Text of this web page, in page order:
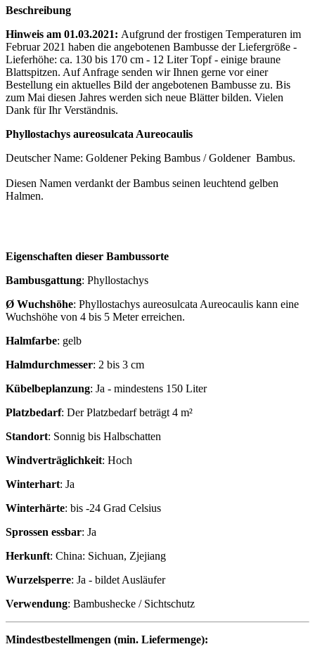
Beschreibung
Hinweis am 01.03.2021: Aufgrund der frostigen Temperaturen im
Februar 2021 haben die angebotenen Bambusse der Liefergröße -
Lieferhöhe: ca. 130 bis 170 cm - 12 Liter Topf - einige braune
Blattspitzen. Auf Anfrage senden wir Ihnen gerne vor einer
Bestellung ein aktuelles Bild der angebotenen Bambusse zu. Bis
zum Mai diesen Jahres werden sich neue Blätter bilden. Vielen
Dank für Ihr Verständnis.
Phyllostachys aureosulcata Aureocaulis
Deutscher Name: Goldener Peking Bambus / Goldener Bambus.
Diesen Namen verdankt der Bambus seinen leuchtend gelben
Halmen.
Eigenschaften dieser Bambussorte
Bambusgattung: Phyllostachys
Ø Wuchshöhe: Phyllostachys aureosulcata Aureocaulis kann eine
Wuchshöhe von 4 bis 5 Meter erreichen.
Halmfarbe: gelb
Halmdurchmesser: 2 bis 3 cm
Kübelbeplanzung: Ja - mindestens 150 Liter
Platzbedarf: Der Platzbedarf beträgt 4 m²
Standort: Sonnig bis Halbschatten
Windverträglichkeit: Hoch
Winterhart: Ja
Winterhärte: bis -24 Grad Celsius
Sprossen essbar: Ja
Herkunft: China: Sichuan, Zjejiang
Wurzelsperre: Ja - bildet Ausläufer
Verwendung: Bambushecke / Sichtschutz
Mindestbestellmengen (min. Liefermenge):